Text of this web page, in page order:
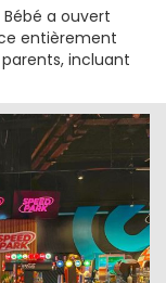
a ouvert
entièrement
incluant